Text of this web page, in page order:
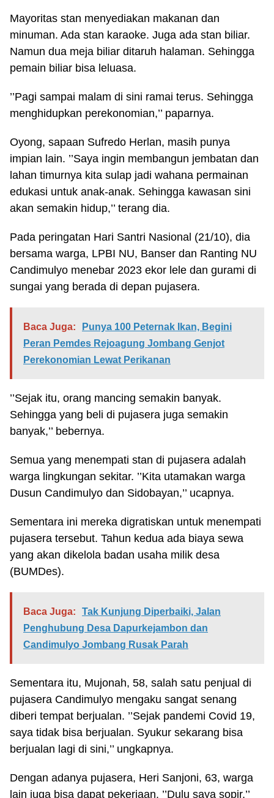
Mayoritas stan menyediakan makanan dan
minuman. Ada stan karaoke. Juga ada stan biliar.
Namun dua meja biliar ditaruh halaman. Sehingga
pemain biliar bisa leluasa.
’’Pagi sampai malam di sini ramai terus. Sehingga
menghidupkan perekonomian,’’ paparnya.
Oyong, sapaan Sufredo Herlan, masih punya
impian lain. ’’Saya ingin membangun jembatan dan
lahan timurnya kita sulap jadi wahana permainan
edukasi untuk anak-anak. Sehingga kawasan sini
akan semakin hidup,’’ terang dia.
Pada peringatan Hari Santri Nasional (21/10), dia
bersama warga, LPBI NU, Banser dan Ranting NU
Candimulyo menebar 2023 ekor lele dan gurami di
sungai yang berada di depan pujasera.
Baca Juga:
Punya 100 Peternak Ikan, Begini
Peran Pemdes Rejoagung Jombang Genjot
Perekonomian Lewat Perikanan
’’Sejak itu, orang mancing semakin banyak.
Sehingga yang beli di pujasera juga semakin
banyak,’’ bebernya.
Semua yang menempati stan di pujasera adalah
warga lingkungan sekitar. ’’Kita utamakan warga
Dusun Candimulyo dan Sidobayan,’’ ucapnya.
Sementara ini mereka digratiskan untuk menempati
pujasera tersebut. Tahun kedua ada biaya sewa
yang akan dikelola badan usaha milik desa
(BUMDes).
Baca Juga:
Tak Kunjung Diperbaiki, Jalan
Penghubung Desa Dapurkejambon dan
Candimulyo Jombang Rusak Parah
Sementara itu, Mujonah, 58, salah satu penjual di
pujasera Candimulyo mengaku sangat senang
diberi tempat berjualan. ’’Sejak pandemi Covid 19,
saya tidak bisa berjualan. Syukur sekarang bisa
berjualan lagi di sini,’’ ungkapnya.
Dengan adanya pujasera, Heri Sanjoni, 63, warga
lain juga bisa dapat pekerjaan. ’’Dulu saya sopir,’’